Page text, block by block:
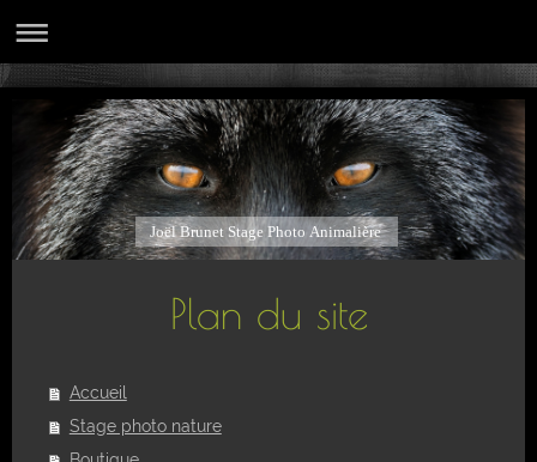
Joël Brunet Stage Photo Animalière
Plan du site
Accueil
Stage photo nature